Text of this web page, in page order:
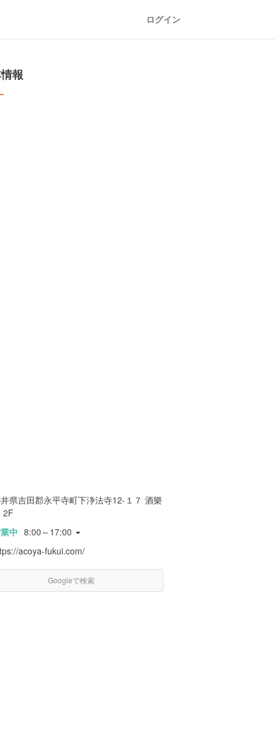
ログイン
報
県吉田郡永平寺町下浄法寺12-１７ 酒樂
2F
中 8:00～17:00
acoya-fukui.com/
Googleで検索